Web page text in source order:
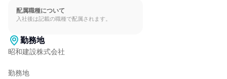
配属職種について
入社後は記載の職種で配属されます。
勤務地
昭和建設株式会社
勤務地